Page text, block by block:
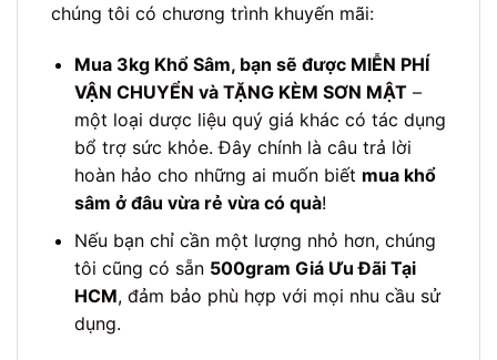
chúng tôi có chương trình khuyến mãi:
Mua 3kg Khổ Sâm, bạn sẽ được MIỄN PHÍ
VẬN CHUYỂN và TẶNG KÈM SƠN MẬT–
một loại dược liệu quý giá khác có tác dụng
bổ trợ sức khỏe. Đây chính là câu trả lời
hoàn hảo cho những ai muốn biết mua khổ
sâm ở đâu vừa rẻ vừa có quà!
Nếu bạn chỉ cần một lượng nhỏ hơn, chúng
tôi cũng có sẵn 500gram Giá Ưu Đãi Tại
HCM, đảm bảo phù hợp với mọi nhu cầu sử
dụng.